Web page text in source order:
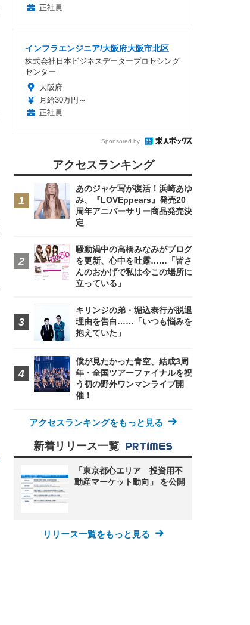
正社員
インフラエンジニア/大阪府大阪市北区
株式会社日本ビジネスデータープロセシング
センター
大阪府
月給30万円～
正社員
Sponsored by
アクセスランキング
あのジャケ写が復活！浜崎あゆ
み、『LOVEppears』発売20
周年アニバーサリー商品発売決
定
騒動渦中の高橋みなみがブログ
を更新、心中を吐露……「皆さ
んのおかげで私は今この場所に
立っている」
キリンジの弟・堀込泰行が脱退
理由を告白……「いつも悩みを
抱えていた」
僕が見たかった青空、結成3周
年・全国ツアーファイナルを祝
う初の野外ワンマンライブ開
催！
アクセスランキングをもっと見る
新着リリース一覧
「東京都心エリア 投資用不
動産マーケット動向」 を公開
リリース一覧をもっと見る